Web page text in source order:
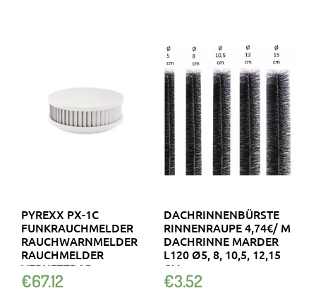
PYREXX PX-1C
FUNKRAUCHMELDER
RAUCHWARNMELDER
RAUCHMELDER
VERNETZBAR
€67.12
DACHRINNENBÜRSTE
RINNENRAUPE 4,74€/ M
DACHRINNE MARDER
L120 Ø5, 8, 10,5, 12,15
CM
€3.52